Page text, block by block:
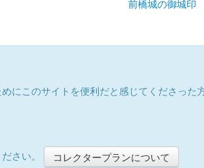
前橋城の御城印
にこのサイトを便利だと感じてくださっ
さい。
コレクタープランについて